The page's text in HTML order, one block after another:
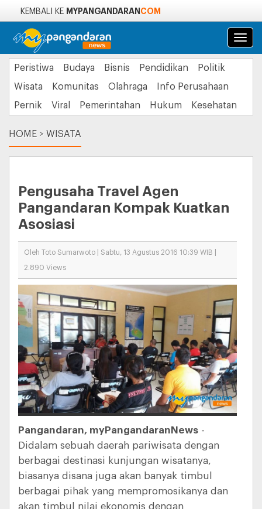
KEMBALI KE MYPANGANDARAN COM
Peristiwa Budaya Bisnis Pendidikan
Politik
Wisata
Komunitas Olahraga
Info Perusahaan
Pernik
Viral Pemerintahan Hukum Kesehatan
HOME > WISATA
Pengusaha Travel Agen
Pangandaran Kompak Kuatkan
Asosiasi
Oleh Toto Sumarwoto | Sabtu, 13 Agustus 2016 10:39 WIB |
2.890 Views
Pangandaran, myPangandaranNews -
Didalam sebuah daerah pariwisata dengan
berbagai destinasi kunjungan wisatanya,
biasanya disana juga akan banyak timbul
berbagai pihak yang mempromosikanya dan
akan timbul nilai ekonomis dengan